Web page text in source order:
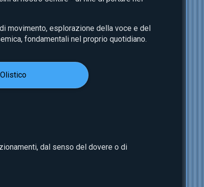
movimento, esplorazione della voce e del
fondamentali nel proprio quotidiano.
dal senso del dovere o di